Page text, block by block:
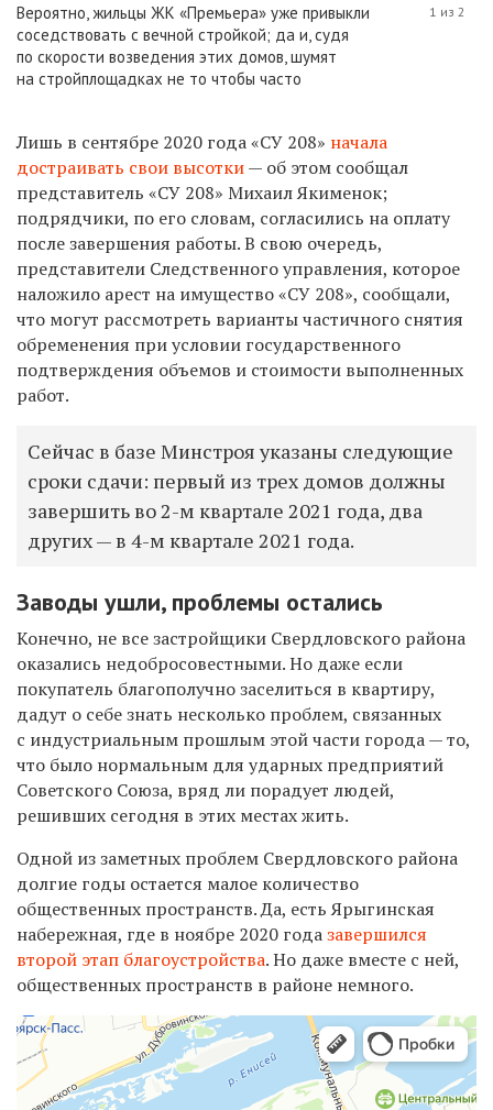
Вероятно, жильцы ЖК «Премьера» уже привыкли
соседствовать с вечной стройкой; да и, судя
по скорости возведения этих домов, шумят
на стройплощадках не то чтобы часто
1 из 2
Лишь в сентябре 2020 года «СУ 208» начала
достраивать свои высотки— об этом сообщал
представитель «СУ 208» Михаил Якименок;
подрядчики, по его словам, согласились на оплату
после завершения работы. В свою очередь,
представители Следственного управления, которое
наложило арест на имущество «СУ 208», сообщали,
что могут рассмотреть варианты частичного снятия
обременения при условии государственного
подтверждения объемов и стоимости выполненных
работ.
Сейчас в базе Минстроя указаны следующие
сроки сдачи: первый из трех домов должны
завершить во 2-м квартале 2021 года, два
других — в 4-м квартале 2021 года.
Заводы ушли, проблемы остались
Конечно, не все застройщики Свердловского района
оказались недобросовестными. Но даже если
покупатель благополучно заселиться в квартиру,
дадут о себе знать несколько проблем, связанных
с индустриальным прошлым этой части города — то,
что было нормальным для ударных предприятий
Советского Союза, вряд ли порадует людей,
решивших сегодня в этих местах жить.
Одной из заметных проблем Свердловского района
долгие годы остается малое количество
общественных пространств. Да, есть Ярыгинская
набережная, где в ноябре 2020 годазавершился
второй этап благоустройства. Но даже вместе с ней,
общественных пространств в районе немного.